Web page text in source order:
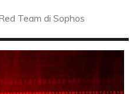
Team di Sophos